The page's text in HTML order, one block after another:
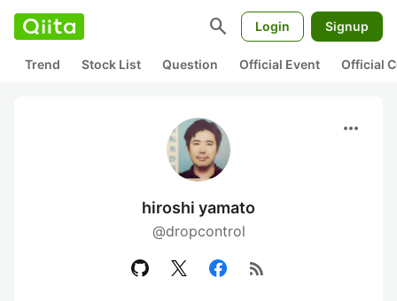
search Login Signup
Trend Stock List Question Official Event Official
more_horiz
hiroshi yamato
@dropcontrol
rss_feed